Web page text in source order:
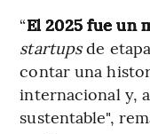
“El 2025 fue un
startupsde
contar una
internacional y,
sustentable",